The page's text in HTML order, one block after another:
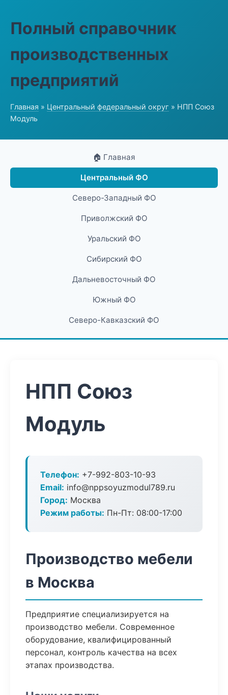
Полный справочник
производственных
предприятий
Главная » Центральный федеральный округ » НПП Союз
Модуль
🏠 Главная
Центральный ФО
Северо-Западный ФО
Приволжский ФО
Уральский ФО
Сибирский ФО
Дальневосточный ФО
Южный ФО
Северо-Кавказский ФО
НПП Союз
Модуль
Телефон: +7-992-803-10-93
Email: info@nppsoyuzmodul789.ru
Город: Москва
Режим работы: Пн-Пт: 08:00-17:00
Производство мебели
в Москва
Предприятие специализируется на
производство мебели. Современное
оборудование, квалифицированный
персонал, контроль качества на всех
этапах производства.